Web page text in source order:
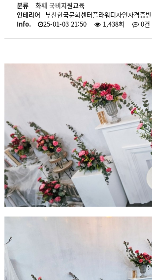
분류
화훼 국비지원교육
인테리어 부산한국문화센터플라워디자인자격증반
Info.
25-01-03 21:50 1,438회 0건